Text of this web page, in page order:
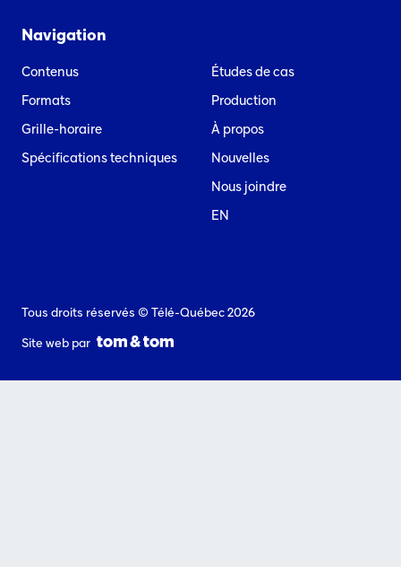
Navigation
Contenus
Formats
Grille-horaire
Spécifications techniques
Études de cas
Production
À propos
Nouvelles
Nous joindre
EN
Tous droits réservés © Télé-Québec 2026
Site web par